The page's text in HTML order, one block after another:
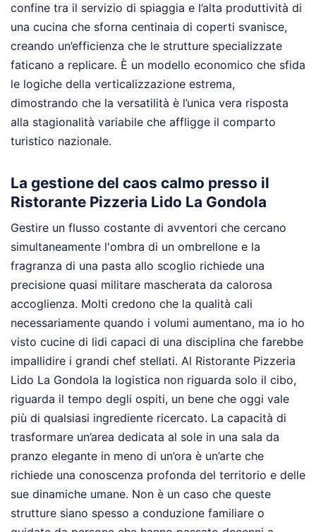
confine tra il servizio di spiaggia e l’alta produttività di
una cucina che sforna centinaia di coperti svanisce,
creando un’efficienza che le strutture specializzate
faticano a replicare. È un modello economico che sfida
le logiche della verticalizzazione estrema,
dimostrando che la versatilità è l’unica vera risposta
alla stagionalità variabile che affligge il comparto
turistico nazionale.
La gestione del caos calmo presso il
Ristorante Pizzeria Lido La Gondola
Gestire un flusso costante di avventori che cercano
simultaneamente l'ombra di un ombrellone e la
fragranza di una pasta allo scoglio richiede una
precisione quasi militare mascherata da calorosa
accoglienza. Molti credono che la qualità cali
necessariamente quando i volumi aumentano, ma io ho
visto cucine di lidi capaci di una disciplina che farebbe
impallidire i grandi chef stellati. Al Ristorante Pizzeria
Lido La Gondola la logistica non riguarda solo il cibo,
riguarda il tempo degli ospiti, un bene che oggi vale
più di qualsiasi ingrediente ricercato. La capacità di
trasformare un’area dedicata al sole in una sala da
pranzo elegante in meno di un’ora è un’arte che
richiede una conoscenza profonda del territorio e delle
sue dinamiche umane. Non è un caso che queste
strutture siano spesso a conduzione familiare o